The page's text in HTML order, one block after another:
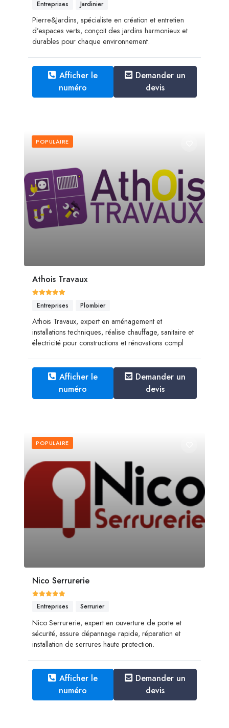
Entreprises Jardinier
Pierre&Jardins, spécialiste en création et entretien
d’espaces verts, conçoit des jardins harmonieux et
durables pour chaque environnement.
Afficher le
numéro
Demander un
devis
POPULAIRE
Athois Travaux
Entreprises Plombier
Athois Travaux, expert en aménagement et
installations techniques, réalise chauffage, sanitaire et
électricité pour constructions et rénovations compl
Afficher le
numéro
Demander un
devis
POPULAIRE
Nico Serrurerie
Entreprises Serrurier
Nico Serrurerie, expert en ouverture de porte et
sécurité, assure dépannage rapide, réparation et
installation de serrures haute protection.
Afficher le
numéro
Demander un
devis